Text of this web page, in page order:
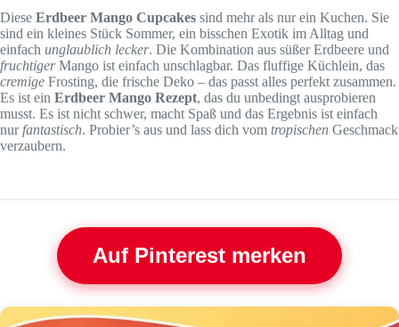
Diese Erdbeer Mango Cupcakes sind mehr als nur ein Kuchen. Sie
sind ein kleines Stück Sommer, ein bisschen Exotik im Alltag und
einfach unglaublich lecker. Die Kombination aus süßer Erdbeere und
fruchtigerMango ist einfach unschlagbar. Das fluffige Küchlein, das
cremige Frosting, die frische Deko – das passt alles perfekt zusammen.
Es ist ein Erdbeer Mango Rezept, das du unbedingt ausprobieren
musst. Es ist nicht schwer, macht Spaß und das Ergebnis ist einfach
nur fantastisch. Probier’s aus und lass dich vom tropischen Geschmack
verzaubern.
Auf Pinterest merken